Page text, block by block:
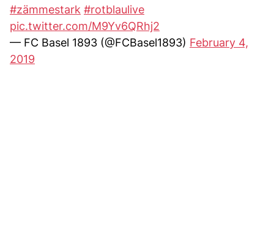
#zämmestark #rotblaulive
pic.twitter.com/M9Yv6QRhj2
— FC Basel 1893 (@FCBasel1893) February 4,
2019